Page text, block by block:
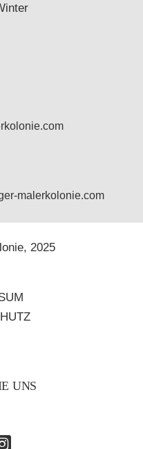
malerkolonie.com
2025
UNS